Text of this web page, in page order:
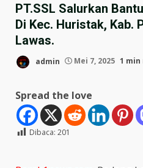
PT.SSL Salurkan
Di Kec. Huristak, Kab.
Lawas.
admin Mei 7, 2025 1 min
Spread the love
Dibaca: 201